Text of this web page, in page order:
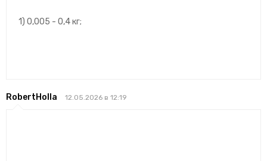
1) 0,005 - 0,4 кг;
RobertHolla 12.05.2026 в 12:19